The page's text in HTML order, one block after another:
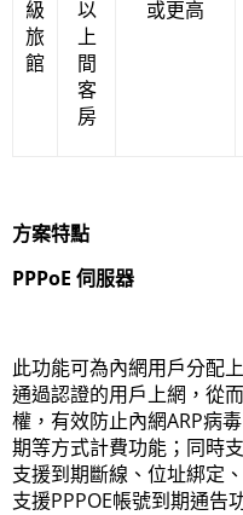
級
旅
館
以
上
間
客
房
或更高
方案特點
PPPoE 伺服器
此功能可為內網用戶分配
通過認證的用戶上網，從
權，有效防止內網ARP病
期等方式計費功能；同時
支援到期斷線、位址綁定
支援PPPOE帳號到期通告